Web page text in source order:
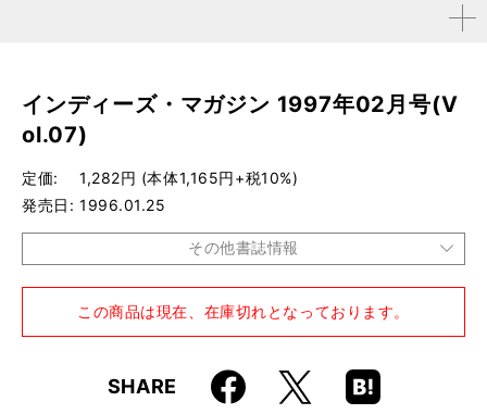
拡大す
インディーズ・マガジン 1997年02月号(V
ol.07)
定価
1,282円 (本体1,165円+税10%)
発売日
1996.01.25
その他書誌情報
雑誌
この商品は現在、在庫切れとなっております。
SHARE Faceboo
k
X
Hatena
Boo